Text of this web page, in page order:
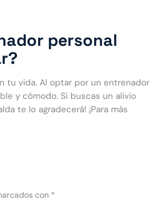
personal
tu vida. Al optar por un entrenador
y cómodo. Si buscas un alivio
te lo agradecerá! ¡Para más
con *